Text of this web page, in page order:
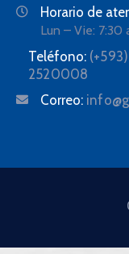
Horario de
Lun – Vie: 7:30
Teléfono:
2520008
Correo: